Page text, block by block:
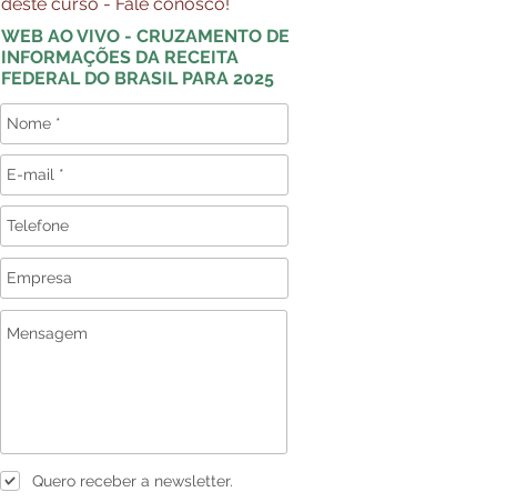
WEB AO VIVO - CRUZAMENTO DE
INFORMAÇÕES DA RECEITA
FEDERAL DO BRASIL PARA 2025
Quero receber a newsletter.